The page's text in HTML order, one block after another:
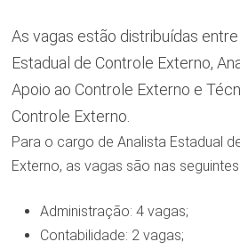
As vagas estão distribuídas
Estadual de Controle Externo,
Apoio ao Controle Externo e
Controle Externo.
Para o cargo de Analista Estadual
Externo, as vagas são nas
Administração: 4 vagas;
Contabilidade: 2 vagas;